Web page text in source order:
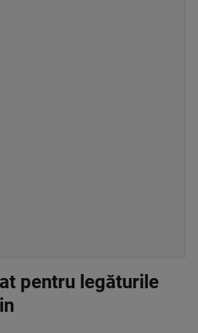
pentru legăturile